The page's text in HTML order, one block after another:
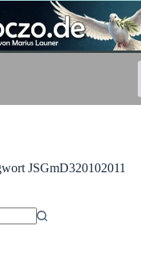
JSGmD320102011